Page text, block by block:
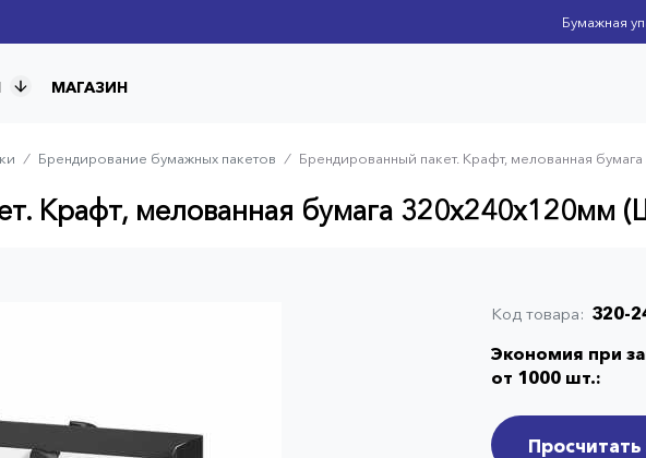
Бумажная
МАГАЗИН
⁄ Брендирование бумажных пакетов ⁄ Брендированный пакет. Крафт, мелованная
Крафт, мелованная бумага 320x240x120мм
Код товара
320-
Экономия при
от 1000 шт.:
Просчитать